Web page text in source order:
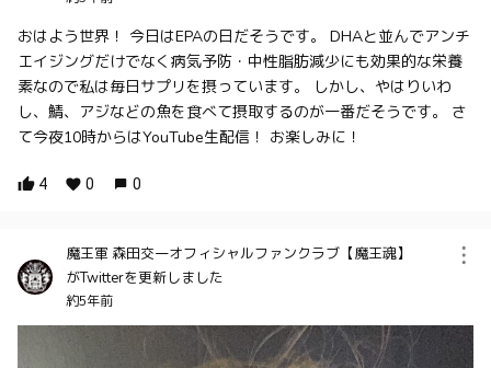
おはよう世界！ 今日はEPAの日だそうです。 DHAと並んでアンチ
エイジングだけでなく病気予防・中性脂肪減少にも効果的な栄養
素なので私は毎日サプリを摂っています。 しかし、やはりいわ
し、鯖、アジなどの魚を食べて摂取するのが一番だそうです。 さ
て今夜10時からはYouTube生配信！ お楽しみに！
4 0 0
魔王軍 森田交一オフィシャルファンクラブ【魔王魂】
がTwitterを更新しました
約5年前